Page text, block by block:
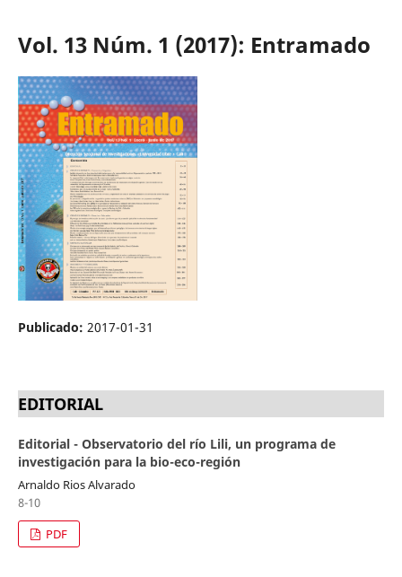
Vol. 13 Núm. 1 (2017): Entramado
Publicado: 2017-01-31
EDITORIAL
Editorial - Observatorio del río Lili, un programa de
investigación para la bio-eco-región
Arnaldo Rios Alvarado
8-10
PDF